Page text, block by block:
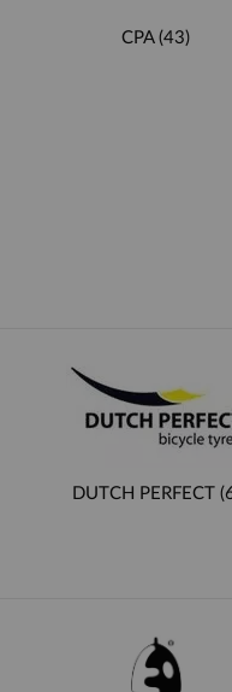
CPA(43)
DUTCH PERFECT